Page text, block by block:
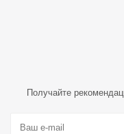
Получайте